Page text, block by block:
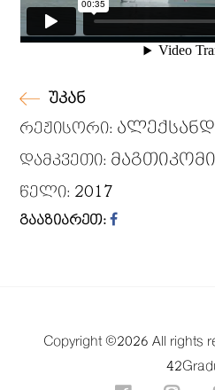
უკან
რეჟისორი:
დამკვეთი: მაგთიკომი
წელი: 2017
გააზიარეთ:
Copyright ©2026 All rights